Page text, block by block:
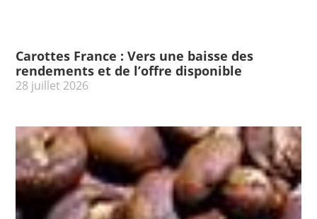
Carottes France : Vers une baisse des
rendements et de l’offre disponible
28 juillet 2026